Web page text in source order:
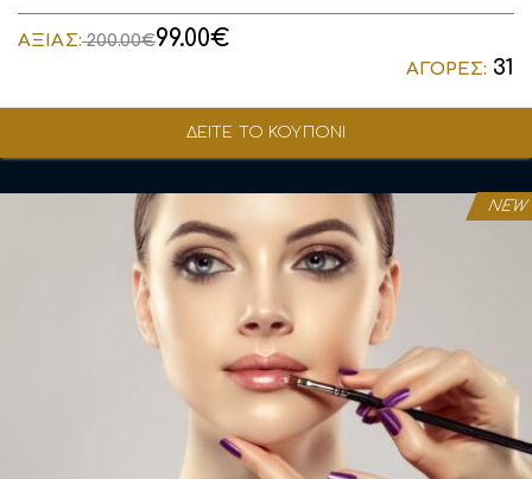
ΔΕΙΤΕ ΤΟ ΚΟΥΠΟΝΙ
ΑΞΙΑΣ:200.00€99.00€
ΑΓΟΡΕΣ: 31
NEW